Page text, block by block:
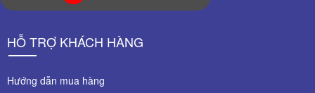
HỖ TRỢ KHÁCH HÀNG
Hướng dẫn mua hàng